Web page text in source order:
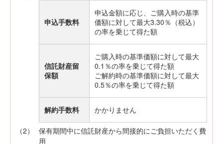
申込手数料
申込金額に応じ、ご購入時の基準
価額に対して最大3.30％（税込）
の率を乗じて得た額
信託財産留
保額
ご購入時の基準価額に対して最大
0.1％の率を乗じて得た額
ご解約時の基準価額に対して最大
0.5％の率を乗じて得た額
解約手数料 かかりません
（2）
保有期間中に信託財産から間接的にご負担いただく費
用